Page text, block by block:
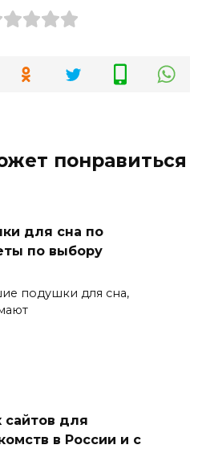
понравиться
для сна по
по выбору
подушки для сна,
для
в России и с